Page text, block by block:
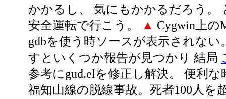
かかるし、 気にもかかるだろう。
安全運転で行こう。
▲ Cygwin上の
gdbを使う時ソースが表示されない
すといくつか報告が見つかり 結局
参考にgud.elを修正し解決。 便利
福知山線の脱線事故。死者100人を